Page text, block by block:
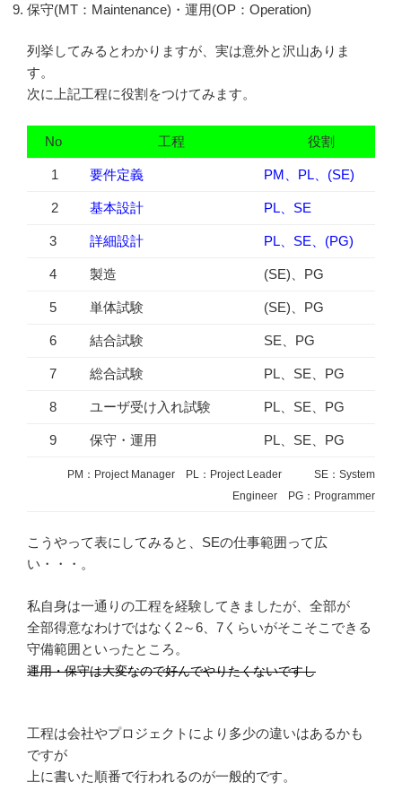
保守(MT：Maintenance)・運用(OP：Operation)
列挙してみるとわかりますが、実は意外と沢山ありま
す。
次に上記工程に役割をつけてみます。
No 工程 役割
1 要件定義 PM、PL、(SE)
2 基本設計 PL、SE
3 詳細設計 PL、SE、(PG)
4 製造 (SE)、PG
5 単体試験 (SE)、PG
6 結合試験 SE、PG
7 総合試験 PL、SE、PG
8 ユーザ受け入れ試験 PL、SE、PG
9 保守・運用 PL、SE、PG
PM：Project Manager PL：Project Leader SE：System
Engineer PG：Programmer
こうやって表にしてみると、SEの仕事範囲って広
い・・・。
私自身は一通りの工程を経験してきましたが、全部が
全部得意なわけではなく2～6、7くらいがそこそこできる
守備範囲といったところ。
運用・保守は大変なので好んでやりたくないですし
工程は会社やプロジェクトにより多少の違いはあるかも
ですが
上に書いた順番で行われるのが一般的です。